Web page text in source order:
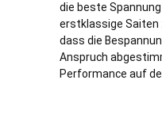
die beste
erstklassige Saiten
dass die
Anspruch
Performance auf